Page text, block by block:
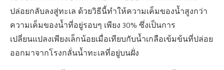
ปล่อยกลับลงสู่ทะเล ด้วยวิธีนี้ทำให้ความเค็มของน้ำสูงกว่า
ความเค็มของน้ำที่อยู่รอบๆ เพียง 30% ซึ่งเป็นการ
เปลี่ยนแปลงเพียงเล็กน้อยเมื่อเทียบกับน้ำเกลือเข้มข้นที่ปล่อย
ออกมาจากโรงกลั่นน้ำทะเลที่อยู่บนฝั่ง